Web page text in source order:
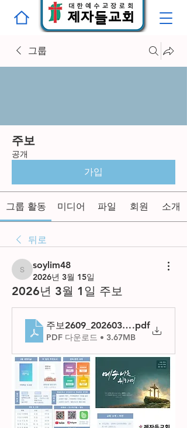
그룹
주보
공개
가입
그룹 활동 미디어 파일 회원 소개
뒤로
soylim48
soylim48
2026년 3월 15일
2026년 3월 1일 주보
주보2609_20260301.pdf
PDF 다운로드 • 3.67MB